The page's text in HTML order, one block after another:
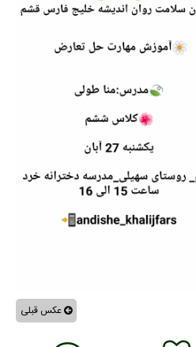
عکس قبلی